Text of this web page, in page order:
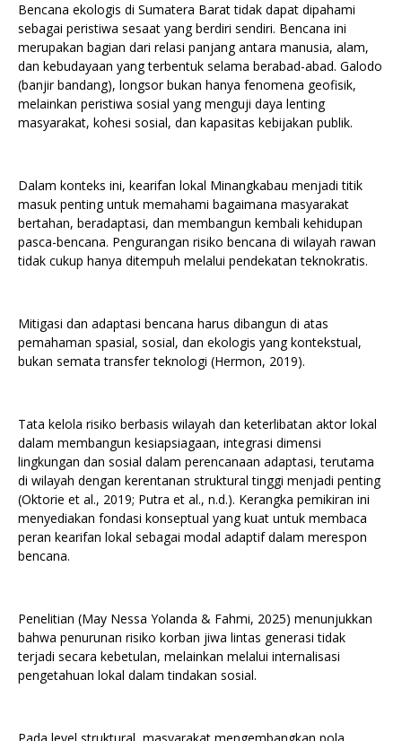
Bencana ekologis di Sumatera Barat tidak dapat dipahami
sebagai peristiwa sesaat yang berdiri sendiri. Bencana ini
merupakan bagian dari relasi panjang antara manusia, alam,
dan kebudayaan yang terbentuk selama berabad-abad. Galodo
(banjir bandang), longsor bukan hanya fenomena geofisik,
melainkan peristiwa sosial yang menguji daya lenting
masyarakat, kohesi sosial, dan kapasitas kebijakan publik.
Dalam konteks ini, kearifan lokal Minangkabau menjadi titik
masuk penting untuk memahami bagaimana masyarakat
bertahan, beradaptasi, dan membangun kembali kehidupan
pasca-bencana. Pengurangan risiko bencana di wilayah rawan
tidak cukup hanya ditempuh melalui pendekatan teknokratis.
Mitigasi dan adaptasi bencana harus dibangun di atas
pemahaman spasial, sosial, dan ekologis yang kontekstual,
bukan semata transfer teknologi (Hermon, 2019).
Tata kelola risiko berbasis wilayah dan keterlibatan aktor lokal
dalam membangun kesiapsiagaan, integrasi dimensi
lingkungan dan sosial dalam perencanaan adaptasi, terutama
di wilayah dengan kerentanan struktural tinggi menjadi penting
(Oktorie et al., 2019; Putra et al., n.d.). Kerangka pemikiran ini
menyediakan fondasi konseptual yang kuat untuk membaca
peran kearifan lokal sebagai modal adaptif dalam merespon
bencana.
Penelitian (May Nessa Yolanda & Fahmi, 2025) menunjukkan
bahwa penurunan risiko korban jiwa lintas generasi tidak
terjadi secara kebetulan, melainkan melalui internalisasi
pengetahuan lokal dalam tindakan sosial.